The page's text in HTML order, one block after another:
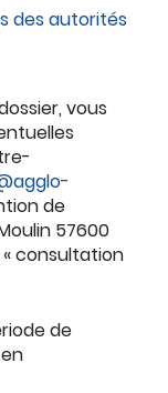
des autorités
vous
de
57600
« consultation
de